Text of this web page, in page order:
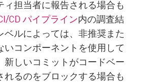
ィ担当者に報告される場合も
CD パイプライン内の調査結
ベルによっては、非推奨また
いコンポーネントを使用して
新しいコミットがコードベー
れるのをブロックする場合も